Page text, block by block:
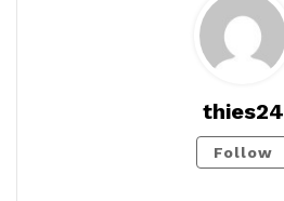
thies24
Follow